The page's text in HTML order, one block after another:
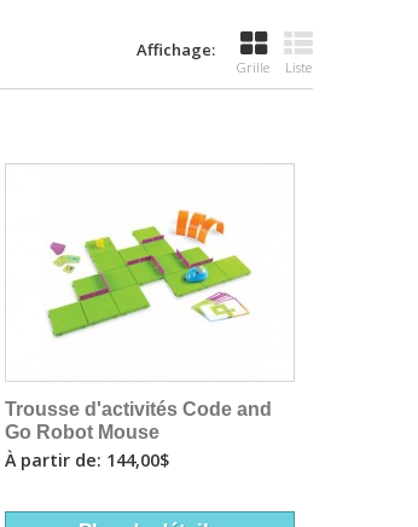
Affichage:
Grille Liste
Trousse d'activités Code and
Go Robot Mouse
À partir de: 144,00$